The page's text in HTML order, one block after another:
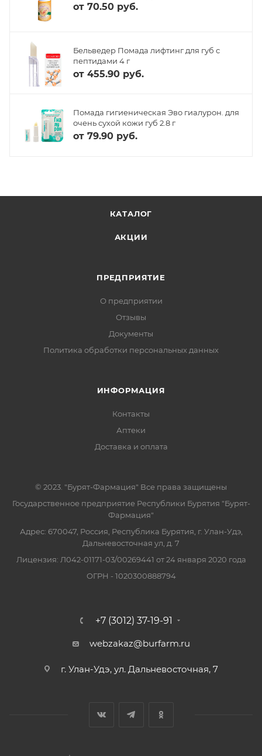
от 70.50 руб.
Бельведер Помада лифтинг для губ с
пептидами 4 г
от 455.90 руб.
Помада гигиеническая Эво гиалурон. для
очень сухой кожи губ 2.8 г
от 79.90 руб.
КАТАЛОГ
АКЦИИ
ПРЕДПРИЯТИЕ
О предприятии
Отзывы
Документы
Политика обработки персональных данных
ИНФОРМАЦИЯ
Контакты
Аптеки
Доставка и оплата
© 2023. "Бурят-Фармация" Все права защищены
Государственное предприятие Республики Бурятия "Бурят-
Фармация"
Адрес: 670047, Россия, Республика Бурятия, г. Улан-Удэ,
Дальневосточная ул, д. 7
Лицензия: Л042-01171-03/00269441 от 24 января 2020 года
ОГРН - 1020300888794
+7 (3012) 37-19-91
webzakaz@burfarm.ru
г. Улан-Удэ, ул. Дальневосточная, 7